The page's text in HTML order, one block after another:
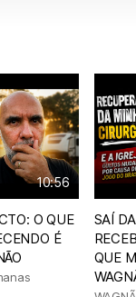
10:56
O QUE
É
SAÍ
QUE